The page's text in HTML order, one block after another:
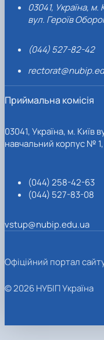
03041, Україна, м.
вул. Героїв
(044) 527-82-42
Приймальна комісія
03041, Україна, м. Київ
навчальний корпус №
(044) 258-42-63
(044) 527-83-08
vstup@nubip.edu.ua
Офіційний портал
© 2026 НУБІП Україна